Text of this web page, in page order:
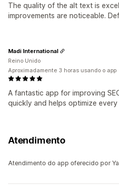
The quality of the alt text is
improvements are noticeable.
A fantastic app for improving
quickly and helps optimize every
Madi International
Reino Unido
Aproximadamente 3 horas usando o app
Atendimento
Atendimento do app oferecido por